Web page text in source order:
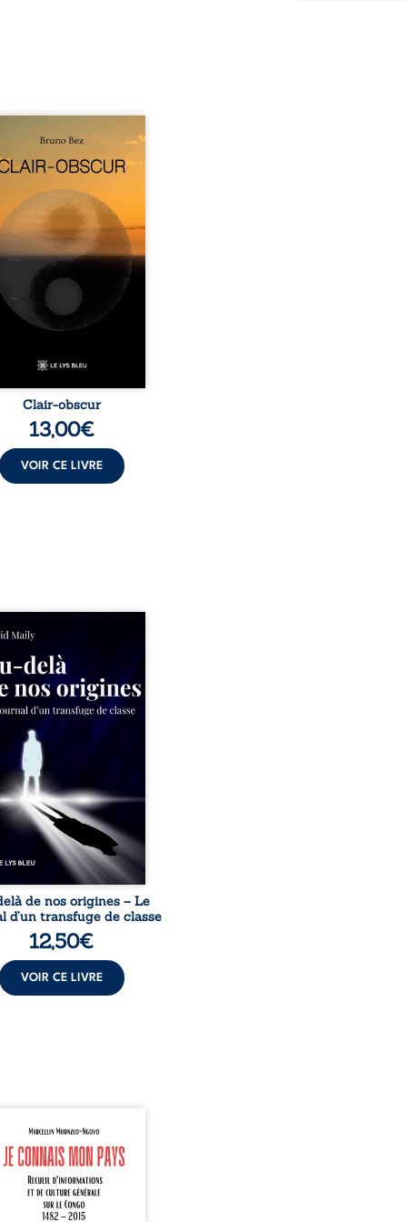
en alexandrins, Clair-
aborde la spiritualité,
humaines, la
d’expériences
Entre clarté et
les poèmes
les observations et
façonnés au fil
vie. Ils portent un regard
sur l’existence et le
contemporain, invitant
à questionner ses ...
Clair-obscur
13,00€
VOIR CE LIVRE
un milieu populaire où
tenaient lieu de
David a choisi la
Très tôt, l’école et les
deviennent ses armes de
sociale. S’arracher à
exige pourtant un
Pris entre deux
l’homme réalise que
professionnels ne
guérissent ni ...
de nos origines – Le
d’un transfuge de classe
12,50€
VOIR CE LIVRE
mon pays se
comme une œuvre de
et d’éveil civique,
à raviver la mémoire
En retraçant les
étapes de l’histoire